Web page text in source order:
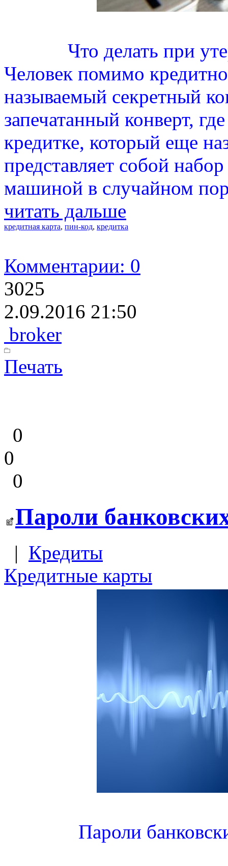
Что делать при
Человек помимо
называемый секретный
запечатанный конверт,
кредитке, который еще
представляет собой
машиной в случайном
читать дальше
кредитная карта, пин-код, кредитка
Комментарии: 0
3025
2.09.2016 21:50
broker
Печать
0
0
0
Пароли
| Кредиты
Кредитные карты
Пароли